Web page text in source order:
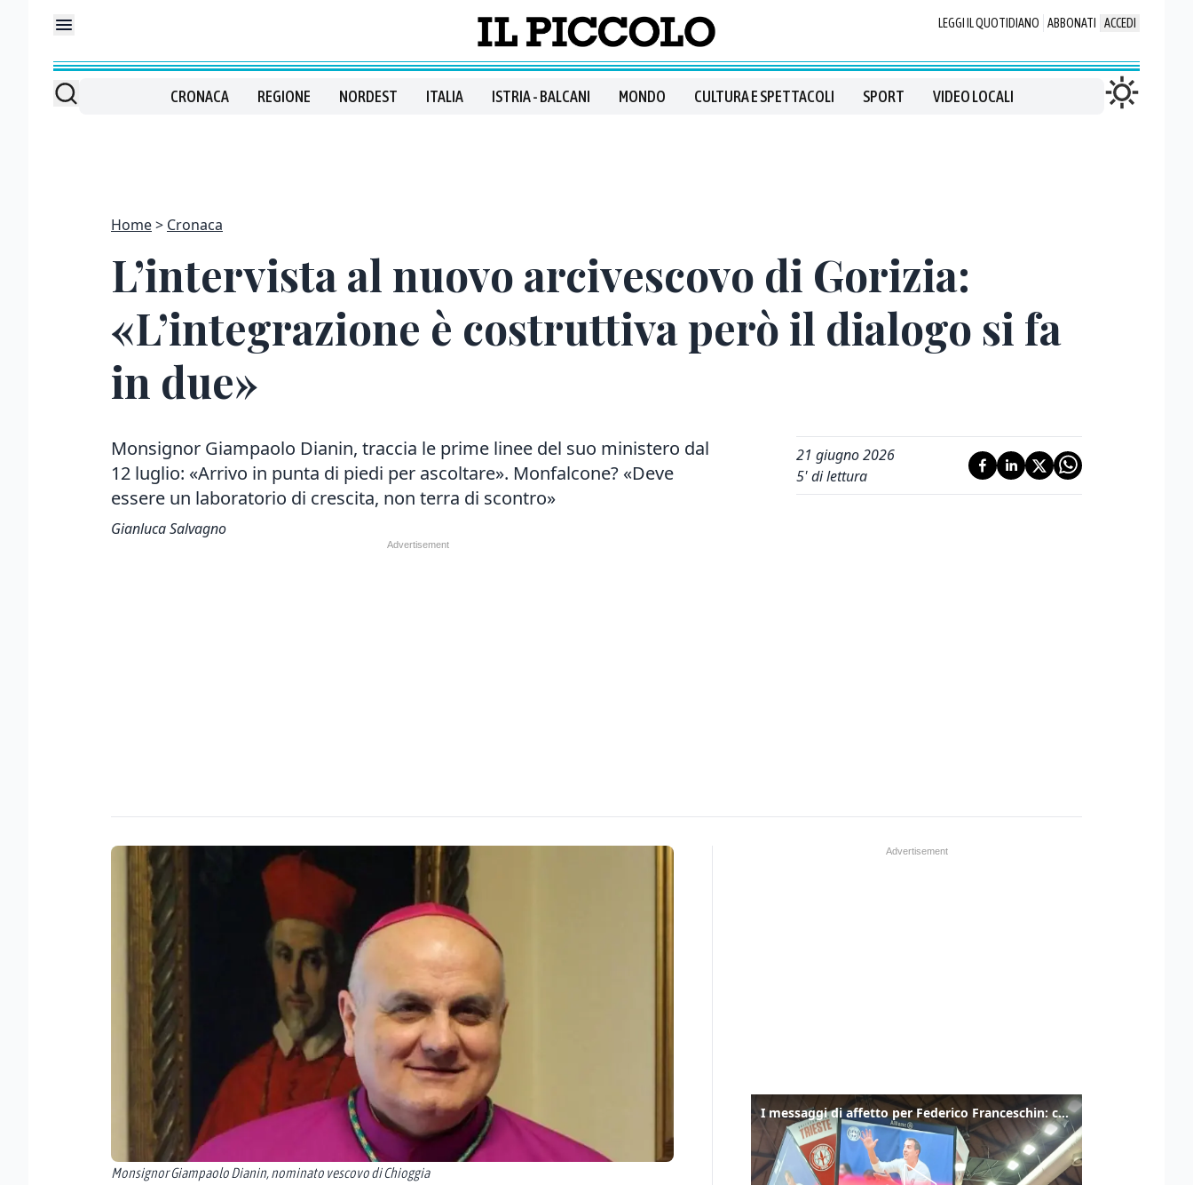
LEGGI IL QUOTIDIANO ABBONATI ACCEDI
CRONACA REGIONE NORDEST ITALIA ISTRIA - BALCANI MONDO CULTURA E SPETTACOLI SPORT VIDEO LOCALI
Home Cronaca
L’intervista al nuovo arcivescovo di Gorizia:
«L’integrazione è costruttiva però il dialogo si fa
in due»
Monsignor Giampaolo Dianin, traccia le prime linee del suo ministero dal
12 luglio: «Arrivo in punta di piedi per ascoltare». Monfalcone? «Deve
essere un laboratorio di crescita, non terra di scontro»
Gianluca Salvagno
21 giugno 2026
5' di lettura
Monsignor Giampaolo Dianin, nominato vescovo di Chioggia
I messaggi di affetto per Federico Franceschin: così il mondo del basket gli è stato accanto fino all’ultimo